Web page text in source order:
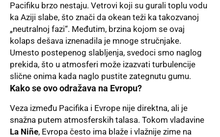
Pacifiku brzo nestaju. Vetrovi koji su gurali toplu vodu
ka Aziji slabe, što znači da okean teži ka takozvanoj
„neutralnoj fazi“. Međutim, brzina kojom se ovaj
kolaps dešava iznenadila je mnoge stručnjake.
Umesto postepenog slabljenja, svedoci smo naglog
prekida, što u atmosferi može izazvati turbulencije
slične onima kada naglo pustite zategnutu gumu.
Kako se ovo odražava na Evropu?
Veza između Pacifika i Evrope nije direktna, ali je
snažna putem atmosferskih talasa. Tokom vladavine
La Niñe, Evropa često ima blaže i vlažnije zime na